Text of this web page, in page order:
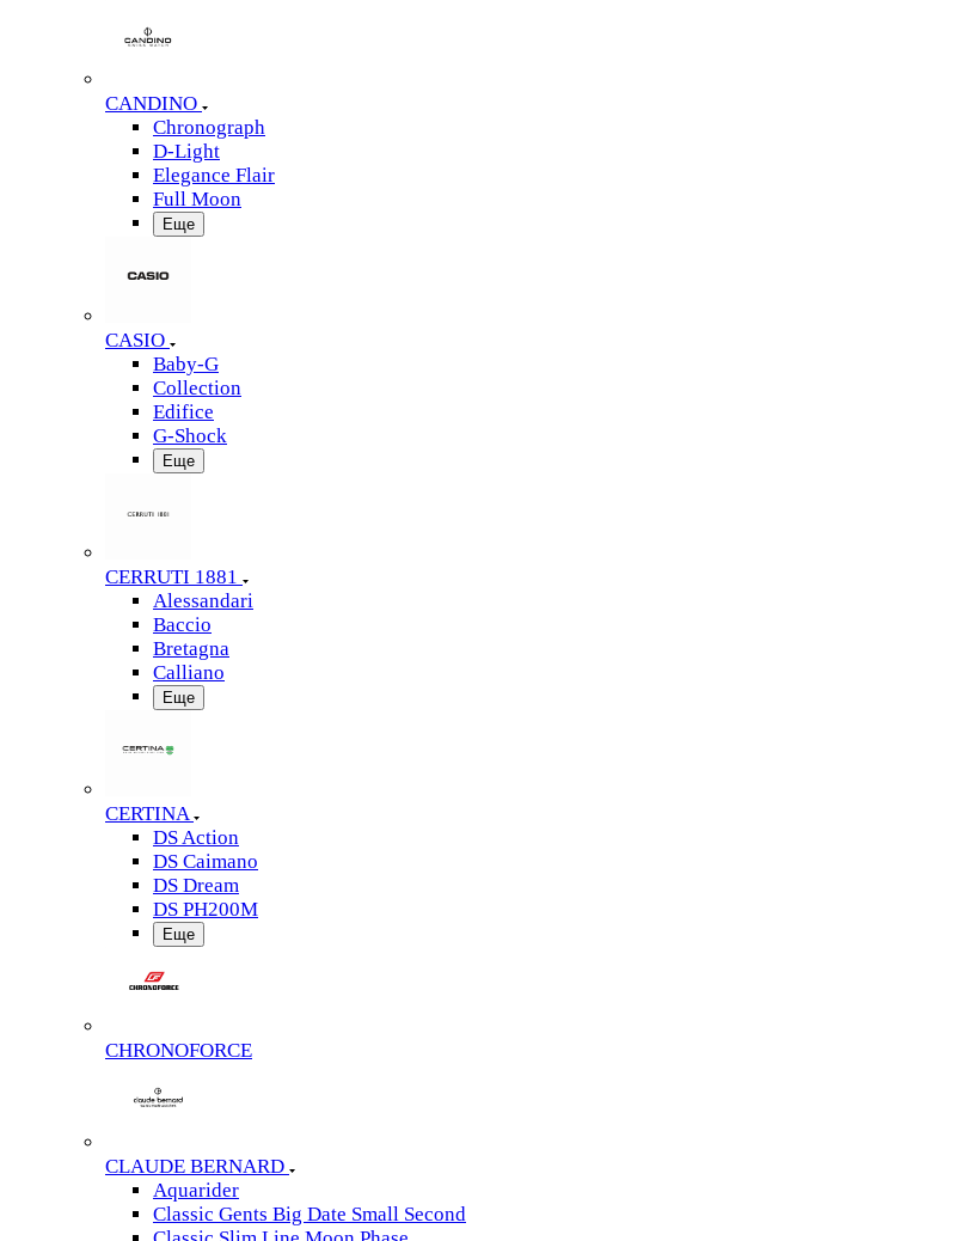
CANDINO
Chronograph
D-Light
Elegance Flair
Full Moon
Еще
CASIO
Baby-G
Collection
Edifice
G-Shock
Еще
CERRUTI 1881
Alessandari
Baccio
Bretagna
Calliano
Еще
CERTINA
DS Action
DS Caimano
DS Dream
DS PH200M
Еще
CHRONOFORCE
CLAUDE BERNARD
Aquarider
Classic Gents Big Date Small Second